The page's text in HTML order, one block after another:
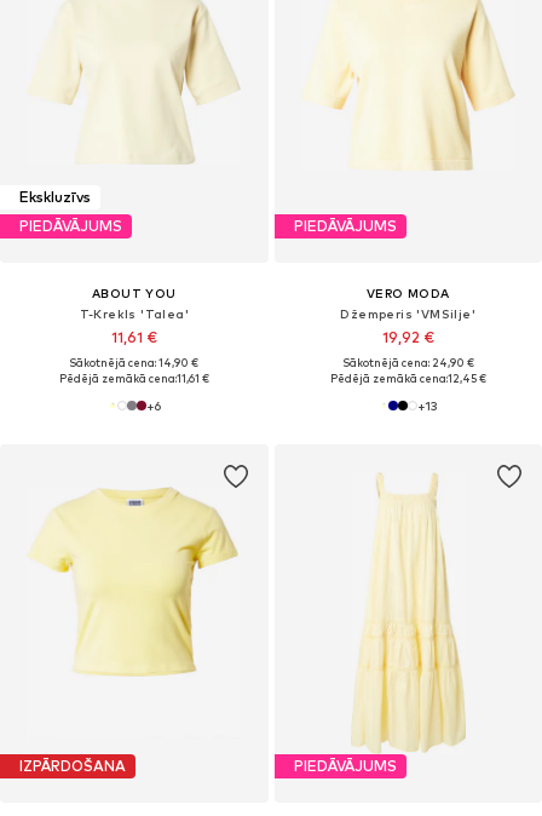
Ekskluzīvs
PIEDĀVĀJUMS
ABOUT YOU
T-Krekls 'Talea'
11,61 €
Sākotnējā cena: 14,90 €
Pēdējā zemākā cena:11,61 €
+6
PIEDĀVĀJUMS
VERO MODA
Džemperis 'VMSilje'
19,92 €
Sākotnējā cena: 24,90 €
Pēdējā zemākā cena:12,45 €
+13
IZPĀRDOŠANA PIEDĀVĀJUMS